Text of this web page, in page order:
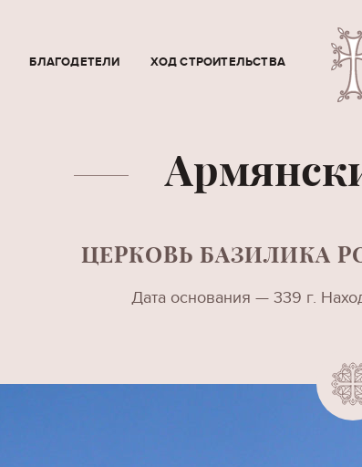
БЛАГОДЕТЕЛИ ХОД СТРОИТЕЛЬСТВА
ЦЕРКОВЬ БАЗИЛИКА
Дата основания — 339 г.